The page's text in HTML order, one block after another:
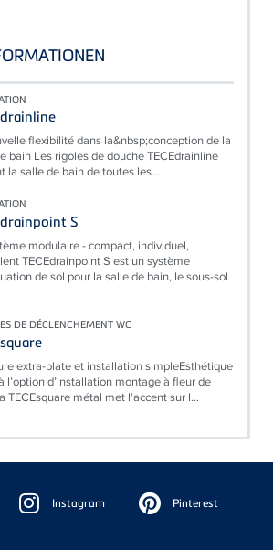
flexibilité dans la&nbsp;conception de la
bain Les rigoles de douche TECEdrainline
la salle de bain de toutes les...
S
modulaire - compact, individuel,
TECEdrainpoint S est un système
de sol pour la salle de bain, le sous-sol
DE DÉCLENCHEMENT WC
extra-plate et installation simpleEsthétique
l’option d’installation montage à fleur de
TECEsquare métal met l'accent sur l...
Instagram Pinterest